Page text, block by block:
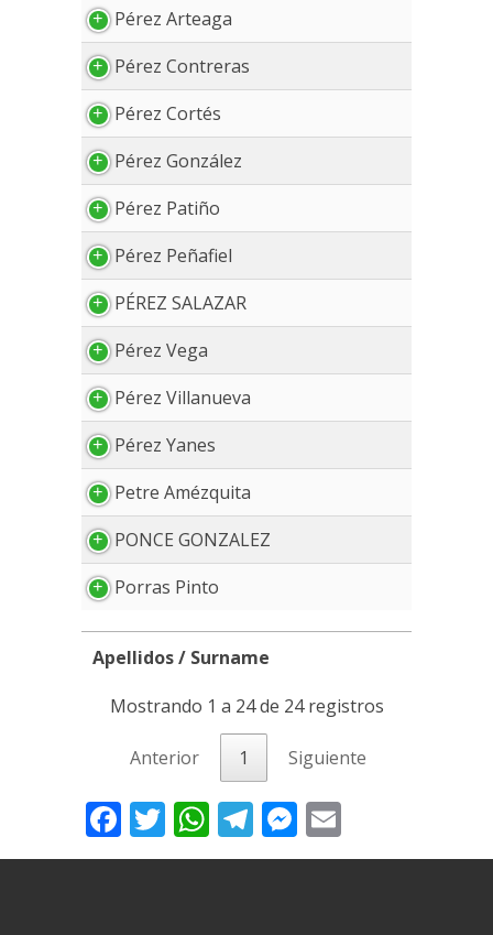
Pérez Arteaga
Pérez Contreras
Pérez Cortés
Pérez González
Pérez Patiño
Pérez Peñafiel
PÉREZ SALAZAR
Pérez Vega
Pérez Villanueva
Pérez Yanes
Petre Amézquita
PONCE GONZALEZ
Porras Pinto
Apellidos / Surname
Mostrando 1 a 24 de 24 registros
Anterior 1 Siguiente
Facebook
Twitter
WhatsApp
Telegram
Messenger